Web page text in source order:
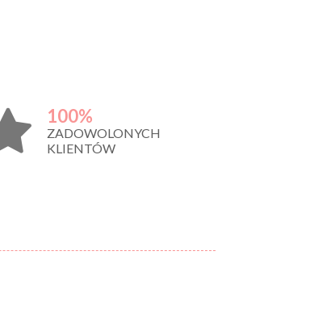
100%
ZADOWOLONYCH
KLIENTÓW